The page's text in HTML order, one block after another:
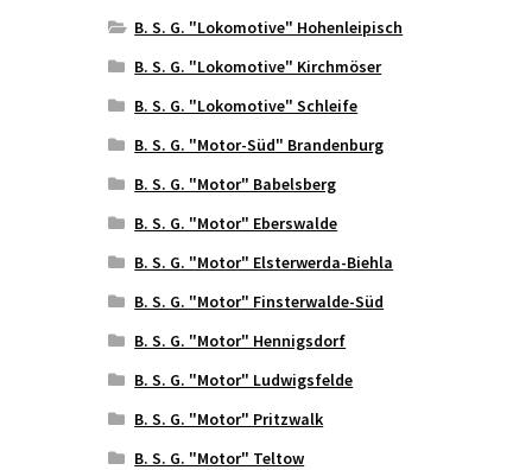
B. S. G. "Lokomotive" Hohenleipisch
B. S. G. "Lokomotive" Kirchmöser
B. S. G. "Lokomotive" Schleife
B. S. G. "Motor-Süd" Brandenburg
B. S. G. "Motor" Babelsberg
B. S. G. "Motor" Eberswalde
B. S. G. "Motor" Elsterwerda-Biehla
B. S. G. "Motor" Finsterwalde-Süd
B. S. G. "Motor" Hennigsdorf
B. S. G. "Motor" Ludwigsfelde
B. S. G. "Motor" Pritzwalk
B. S. G. "Motor" Teltow